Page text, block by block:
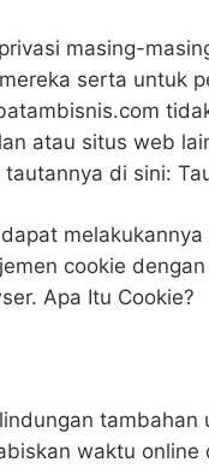
masing-
serta untuk
atau situs web
di sini:
cookie
Apa Itu Cookie?
tambahan
waktu online